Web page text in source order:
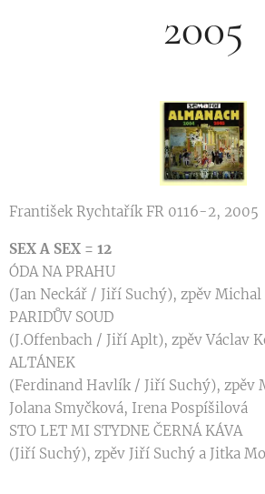
2005
František Rychtařík FR 0116-2, 2005
SEX A SEX = 12
ÓDA NA PRAHU
(Jan Neckář / Jiří Suchý), zpěv Michal
PARIDŮV SOUD
(J.Offenbach / Jiří Aplt), zpěv Václav
ALTÁNEK
(Ferdinand Havlík / Jiří Suchý), zpěv
Jolana Smyčková, Irena Pospíšilová
STO LET MI STYDNE ČERNÁ KÁVA
(Jiří Suchý), zpěv Jiří Suchý a Jitka